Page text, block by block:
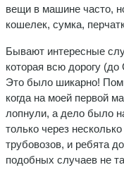
вещи в машине часто,
кошелек, сумка,
Бывают интересные
которая всю дорогу
Это было шикарно!
когда на моей первой
лопнули, а дело было
только через
трубовозов, и ребята
подобных случаев не